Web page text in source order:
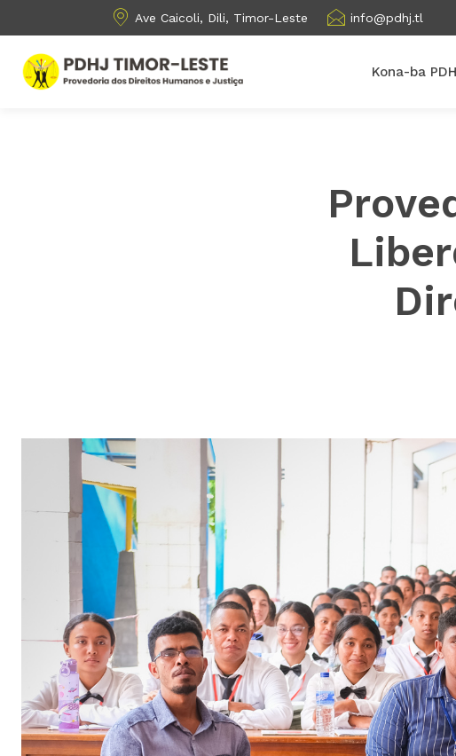
Ave Caicoli, Dili, Timor-Leste info@pdhj.tl
Kona-ba